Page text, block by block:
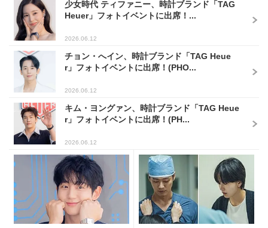
少女時代 ティファニー、時計ブランド「TAG
Heuer」フォトイベントに出席！...
2026.06.12
チョン・へイン、時計ブランド「TAG Heue
r」フォトイベントに出席！(PHO...
2026.06.12
キム・ヨングァン、時計ブランド「TAG Heue
r」フォトイベントに出席！(PH...
2026.06.12